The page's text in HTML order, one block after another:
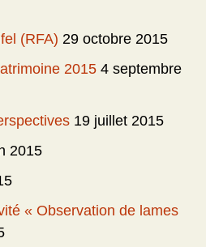
(RFA) 29 octobre 2015
2015 4 septembre
19 juillet 2015
2015
« Observation de lames